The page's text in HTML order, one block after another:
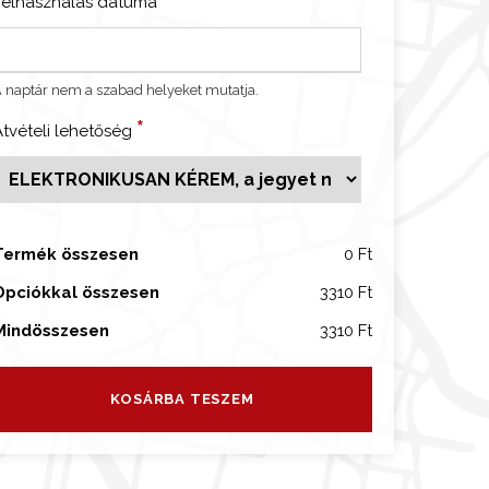
naptár nem a szabad helyeket mutatja.
lehetőség *
összesen
0 Ft
összesen
3310 Ft
3310 Ft
KOSÁRBA TESZEM